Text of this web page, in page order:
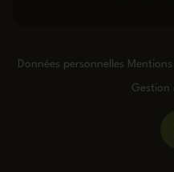
Données personnelles
Gestion